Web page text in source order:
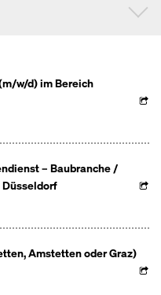
w/d) im Bereich
– Baubranche /
Amstetten oder Graz)